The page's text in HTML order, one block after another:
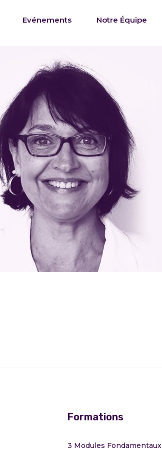
Evénements Notre Équipe
Formations
3 Modules Fondamentaux